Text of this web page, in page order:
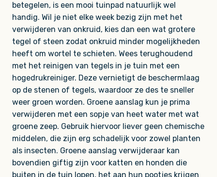
betegelen, is een mooi tuinpad natuurlijk wel
handig. Wil je niet elke week bezig zijn met het
verwijderen van onkruid, kies dan een wat grotere
tegel of steen zodat onkruid minder mogelijkheden
heeft om wortel te schieten. Wees terughoudend
met het reinigen van tegels in je tuin met een
hogedrukreiniger. Deze vernietigt de beschermlaag
op de stenen of tegels, waardoor ze des te sneller
weer groen worden. Groene aanslag kun je prima
verwijderen met een sopje van heet water met wat
groene zeep. Gebruik hiervoor liever geen chemische
middelen, die zijn erg schadelijk voor zowel planten
als insecten. Groene aanslag verwijderaar kan
bovendien giftig zijn voor katten en honden die
buiten in de tuin lopen, het aan hun pootjes krijgen